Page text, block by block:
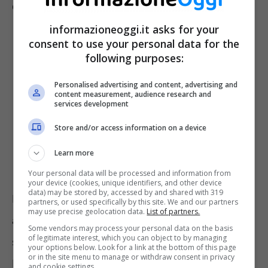
dollari.
La protagonista in questione ha 61 anni ed ha
acquistato il biglietto fortunato presso la
stazione di servizio Sunoco al 42986 Mound
Rd. a Sterling Heights. Il tagliando in
informazioneoggi.it asks for your
consent to use your personal data for the
following purposes:
Personalised advertising and content, advertising and
content measurement, audience research and
services development
Store and/or access information on a device
Learn more
Your personal data will be processed and information from
your device (cookies, unique identifiers, and other device
data) may be stored by, accessed by and shared with 319
partners, or used specifically by this site. We and our partners
may use precise geolocation data. List of partners.
Some vendors may process your personal data on the basis
of legitimate interest, which you can object to by managing
your options below. Look for a link at the bottom of this page
or in the site menu to manage or withdraw consent in privacy